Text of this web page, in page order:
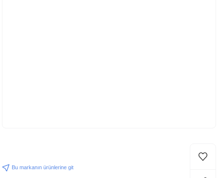
Bu markanın ürünlerine git